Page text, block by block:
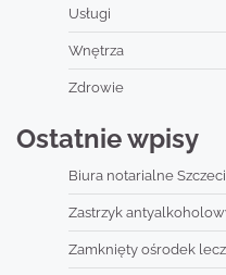
Usługi
Wnętrza
Zdrowie
Ostatnie wpisy
Biura notarialne
Zastrzyk
Zamknięty ośrodek